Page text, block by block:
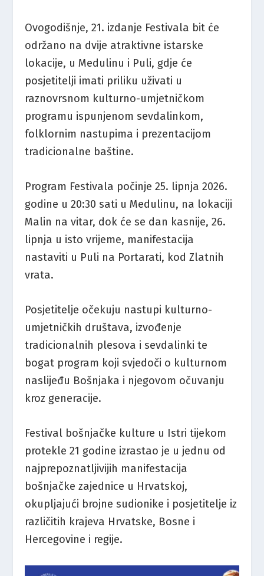
Ovogodišnje, 21. izdanje Festivala bit će
održano na dvije atraktivne istarske
lokacije, u Medulinu i Puli, gdje će
posjetitelji imati priliku uživati u
raznovrsnom kulturno-umjetničkom
programu ispunjenom sevdalinkom,
folklornim nastupima i prezentacijom
tradicionalne baštine.
Program Festivala počinje 25. lipnja 2026.
godine u 20:30 sati u Medulinu, na lokaciji
Malin na vitar, dok će se dan kasnije, 26.
lipnja u isto vrijeme, manifestacija
nastaviti u Puli na Portarati, kod Zlatnih
vrata.
Posjetitelje očekuju nastupi kulturno-
umjetničkih društava, izvođenje
tradicionalnih plesova i sevdalinki te
bogat program koji svjedoči o kulturnom
naslijeđu Bošnjaka i njegovom očuvanju
kroz generacije.
Festival bošnjačke kulture u Istri tijekom
protekle 21 godine izrastao je u jednu od
najprepoznatljivijih manifestacija
bošnjačke zajednice u Hrvatskoj,
okupljajući brojne sudionike i posjetitelje iz
različitih krajeva Hrvatske, Bosne i
Hercegovine i regije.